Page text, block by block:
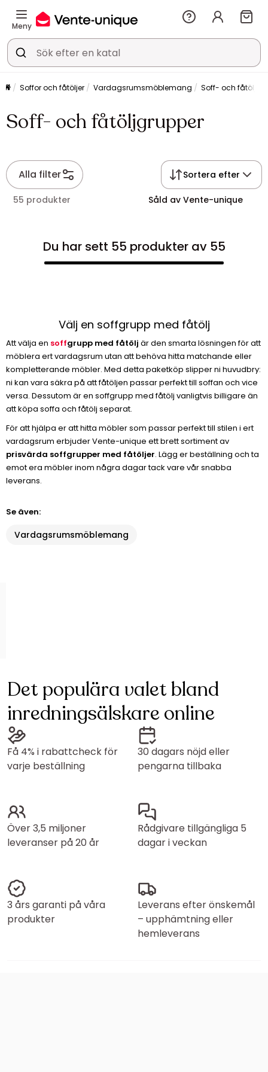
Meny
Soffor och fåtöljer Vardagsrumsmöblemang Soff- och
Soff- och fåtöljgrupper
Alla filter Sortera efter
55 produkter Såld av Vente-unique
Du har sett 55 produkter av 55
Välj en soffgrupp med fåtölj
Att välja en soffgrupp med fåtölj är den smarta lösningen för att
möblera ert vardagsrum utan att behöva hitta matchande eller
kompletterande möbler. Med detta paketköp slipper ni huvudbry:
ni kan vara säkra på att fåtöljen passar perfekt till soffan och vice
versa. Dessutom är en soffgrupp med fåtölj vanligtvis billigare än
att köpa soffa och fåtölj separat.
För att hjälpa er att hitta möbler som passar perfekt till stilen i ert
vardagsrum erbjuder Vente-unique ett brett sortiment av
prisvärda soffgrupper med fåtöljer. Lägg er beställning och ta
emot era möbler inom några dagar tack vare vår snabba
leverans.
Se även:
Vardagsrumsmöblemang
Det populära valet bland
inredningsälskare online
Få 4% i rabattcheck för
varje beställning
30 dagars nöjd eller
pengarna tillbaka
Över 3,5 miljoner
leveranser på 20 år
Rådgivare tillgängliga 5
dagar i veckan
3 års garanti på våra
produkter
Leverans efter önskemål
– upphämtning eller
hemleverans